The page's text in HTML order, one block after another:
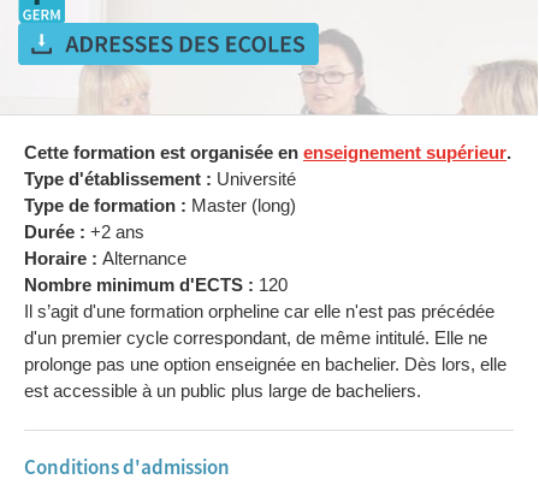
Cette formation est organisée en enseignement supérieur.
Type d'établissement : Université
Type de formation : Master (long)
Durée : +2 ans
Horaire : Alternance
Nombre minimum d'ECTS : 120
Il s’agit d'une formation orpheline car elle n'est pas précédée
d'un premier cycle correspondant, de même intitulé. Elle ne
prolonge pas une option enseignée en bachelier. Dès lors, elle
est accessible à un public plus large de bacheliers.
Conditions d'admission